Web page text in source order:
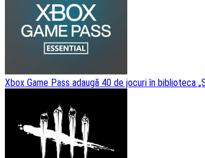
Xbox Game Pass adaugă 40 de jocuri în biblioteca